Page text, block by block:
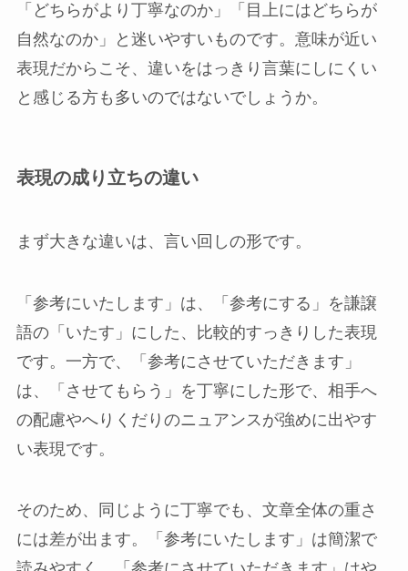
「どちらがより丁寧なのか」「目上にはどちらが
自然なのか」と迷いやすいものです。意味が近い
表現だからこそ、違いをはっきり言葉にしにくい
と感じる方も多いのではないでしょうか。
表現の成り立ちの違い
まず大きな違いは、言い回しの形です。
「参考にいたします」は、「参考にする」を謙譲
語の「いたす」にした、比較的すっきりした表現
です。一方で、「参考にさせていただきます」
は、「させてもらう」を丁寧にした形で、相手へ
の配慮やへりくだりのニュアンスが強めに出やす
い表現です。
そのため、同じように丁寧でも、文章全体の重さ
には差が出ます。「参考にいたします」は簡潔で